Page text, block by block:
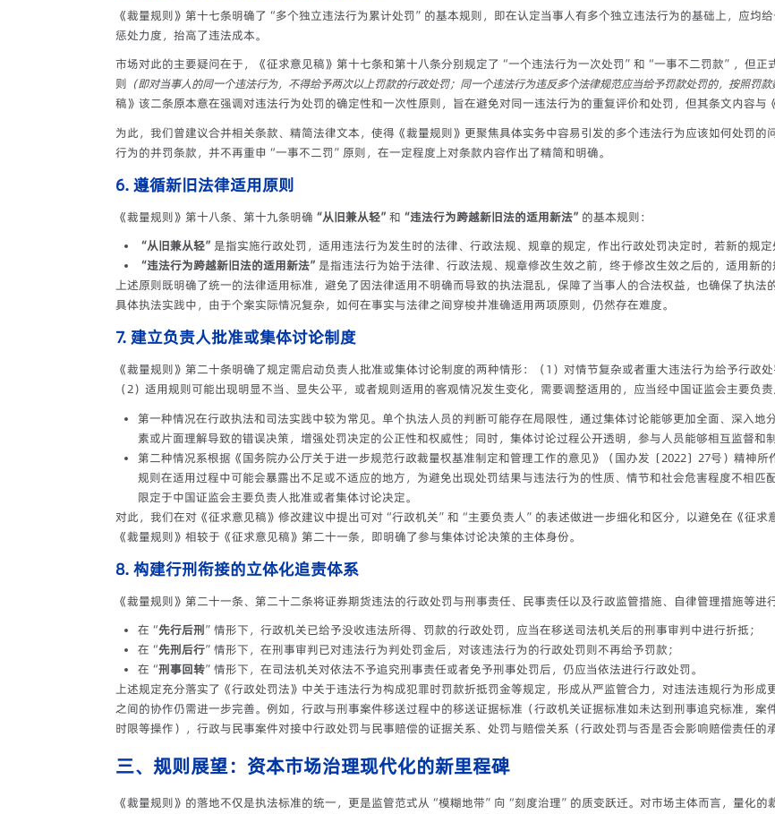
《裁量规则》第十七条明确了“多个独立违法行为累计处罚”的基本规则，即在认定当事人有多个独立违法行为的基础上，应均
惩处力度，抬高了违法成本。
市场对此的主要疑问在于，《征求意见稿》第十七条和第十八条分别规定了“一个违法行为一次处罚”和“一事不二罚款”，但
则 （即对当事人的同一个违法行为，不得给予两次以上罚款的行政处罚；同一个违法行为违反多个法律规范应当给予罚款处罚的，按照罚款
稿》该二条原本意在强调对违法行为处罚的确定性和一次性原则，旨在避免对同一违法行为的重复评价和处罚，但其条文内容
为此，我们曾建议合并相关条款、精简法律文本，使得《裁量规则》更聚焦具体实务中容易引发的多个违法行为应该如何处罚
行为的并罚条款，并不再重申“一事不二罚”原则，在一定程度上对条款内容作出了精简和明确。
6. 遵循新旧法律适用原则
《裁量规则》第十八条、第十九条明确 “从旧兼从轻” 和 “违法行为跨越新旧法的适用新法” 的基本规则：
“从旧兼从轻” 是指实施行政处罚，适用违法行为发生时的法律、行政法规、规章的规定，作出行政处罚决定时，若新的规
“违法行为跨越新旧法的适用新法” 是指违法行为始于法律、行政法规、规章修改生效之前，终于修改生效之后的，适用新的
上述原则既明确了统一的法律适用标准，避免了因法律适用不明确而导致的执法混乱，保障了当事人的合法权益，也确保了执
具体执法实践中，由于个案实际情况复杂，如何在事实与法律之间穿梭并准确适用两项原则，仍然存在难度。
7. 建立负责人批准或集体讨论制度
《裁量规则》第二十条明确了规定需启动负责人批准或集体讨论制度的两种情形：（1）对情节复杂或者重大违法行为给予行政
（2）适用规则可能出现明显不当、显失公平，或者规则适用的客观情况发生变化，需要调整适用的，应当经中国证监会主要负责
第一种情况在行政执法和司法实践中较为常见。单个执法人员的判断可能存在局限性，通过集体讨论能够更加全面、深入
素或片面理解导致的错误决策，增强处罚决定的公正性和权威性；同时，集体讨论过程公开透明，参与人员能够相互监督和
第二种情况系根据《国务院办公厅关于进一步规范行政裁量权基准制定和管理工作的意见》（国办发〔2022〕27号）精神
规则在适用过程中可能会暴露出不足或不适应的地方，为避免出现处罚结果与违法行为的性质、情节和社会危害程度不相
限定于中国证监会主要负责人批准或者集体讨论决定。
对此，我们在对《征求意见稿》修改建议中提出可对“行政机关”和“主要负责人”的表述做进一步细化和区分，以避免在《征求
《裁量规则》相较于《征求意见稿》第二十一条，即明确了参与集体讨论决策的主体身份。
8. 构建行刑衔接的立体化追责体系
《裁量规则》第二十一条、第二十二条将证券期货违法的行政处罚与刑事责任、民事责任以及行政监管措施、自律管理措施等进
在“先行后刑”情形下，行政机关已给予没收违法所得、罚款的行政处罚，应当在移送司法机关后的刑事审判中进行折抵；
在“先刑后行”情形下，在刑事审判已对违法行为判处罚金后，对该违法行为的行政处罚则不再给予罚款；
在“刑事回转”情形下，在司法机关对依法不予追究刑事责任或者免予刑事处罚后，仍应当依法进行行政处罚。
上述规定充分落实了《行政处罚法》中关于违法行为构成犯罪时罚款折抵罚金等规定，形成从严监管合力，对违法违规行为形
之间的协作仍需进一步完善。例如，行政与刑事案件移送过程中的移送证据标准（行政机关证据标准如未达到刑事追究标准，
时限等操作），行政与民事案件对接中行政处罚与民事赔偿的证据关系、处罚与赔偿关系（行政处罚与否是否会影响赔偿责任的
三、规则展望：资本市场治理现代化的新里程碑
《裁量规则》的落地不仅是执法标准的统一，更是监管范式从“模糊地带”向“刻度治理”的质变跃迁。对市场主体而言，量化